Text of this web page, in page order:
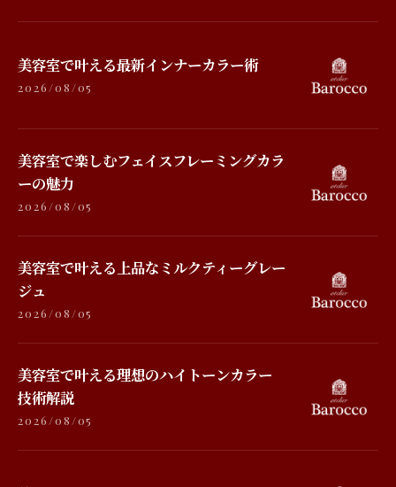
美容室で叶える最新インナーカラー術
2026/08/05
美容室で楽しむフェイスフレーミングカラ
ーの魅力
2026/08/05
美容室で叶える上品なミルクティーグレー
ジュ
2026/08/05
美容室で叶える理想のハイトーンカラー
技術解説
2026/08/05